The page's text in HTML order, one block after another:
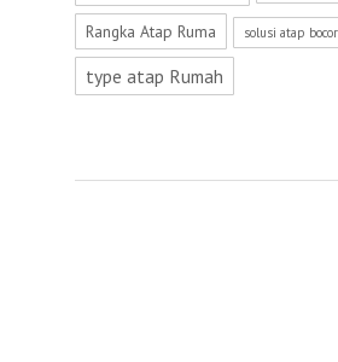
Rangka Atap Ruma solusi atap bocor
type atap Rumah